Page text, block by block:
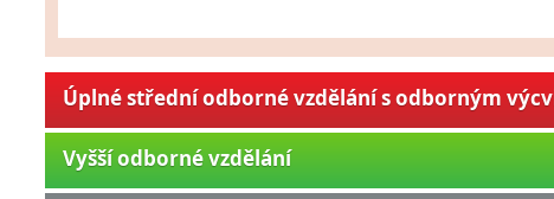
Úplné střední odborné vzdělání s odborným
Vyšší odborné vzdělání